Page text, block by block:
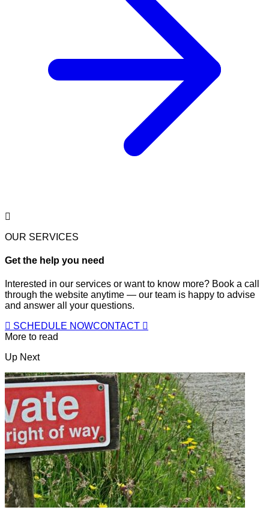
OUR SERVICES
Get the help you need
Interested in our services or want to know more? Book a call
through the website anytime — our team is happy to advise
and answer all your questions.
SCHEDULE NOWCONTACT
More to read
Up Next